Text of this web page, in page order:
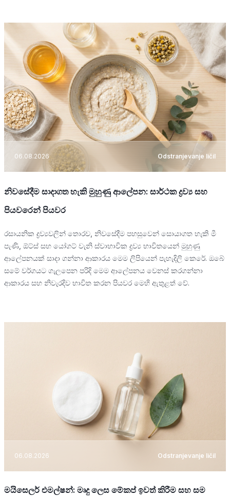
06.08.2026 Odstranjevanje ličil
නිවසේදීම සාදාගත හැකි මුහුණු ආලේපන: සාර්ථක ද්‍රව්‍ය සහ
පියවරෙන් පියවර
රසායනික ද්‍රව්‍යවලින් තොරව, නිවසේදීම පහසුවෙන් සොයාගත හැකි මී
පැණි, ඕට්ස් සහ යෝගට් වැනි ස්වාභාවික ද්‍රව්‍ය භාවිතයෙන් මුහුණු
ආලේපනයක් සාදා ගන්නා ආකාරය මෙම ලිපියෙන් පැහැදිලි කෙරේ. ඔබේ
සමේ වර්ගයට ගැලපෙන පරිදි මෙම ආලේපනය වෙනස් කරගන්නා
ආකාරය සහ නිවැරදිව භාවිත කරන පියවර මෙහි ඇතුළත් වේ.
06.08.2026 Odstranjevanje ličil
මයිසෙලර් එමල්ෂන්: මෘදු ලෙස මේකප් ඉවත් කිරීම සහ සම